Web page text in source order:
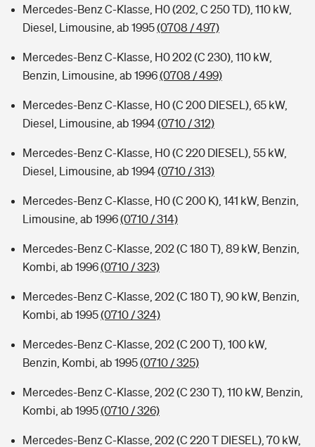
Mercedes-Benz C-Klasse, H0 (202, C 250 TD), 110 kW,
Diesel, Limousine, ab 1995(0708 / 497)
Mercedes-Benz C-Klasse, H0 202 (C 230), 110 kW,
Benzin, Limousine, ab 1996(0708 / 499)
Mercedes-Benz C-Klasse, H0 (C 200 DIESEL), 65 kW,
Diesel, Limousine, ab 1994(0710 / 312)
Mercedes-Benz C-Klasse, H0 (C 220 DIESEL), 55 kW,
Diesel, Limousine, ab 1994(0710 / 313)
Mercedes-Benz C-Klasse, H0 (C 200 K), 141 kW, Benzin,
Limousine, ab 1996(0710 / 314)
Mercedes-Benz C-Klasse, 202 (C 180 T), 89 kW, Benzin,
Kombi, ab 1996(0710 / 323)
Mercedes-Benz C-Klasse, 202 (C 180 T), 90 kW, Benzin,
Kombi, ab 1995(0710 / 324)
Mercedes-Benz C-Klasse, 202 (C 200 T), 100 kW,
Benzin, Kombi, ab 1995(0710 / 325)
Mercedes-Benz C-Klasse, 202 (C 230 T), 110 kW, Benzin,
Kombi, ab 1995(0710 / 326)
Mercedes-Benz C-Klasse, 202 (C 220 T DIESEL), 70 kW,